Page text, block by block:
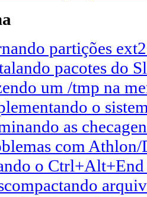
partições
pacotes do
um /tmp na
o
as
com
o